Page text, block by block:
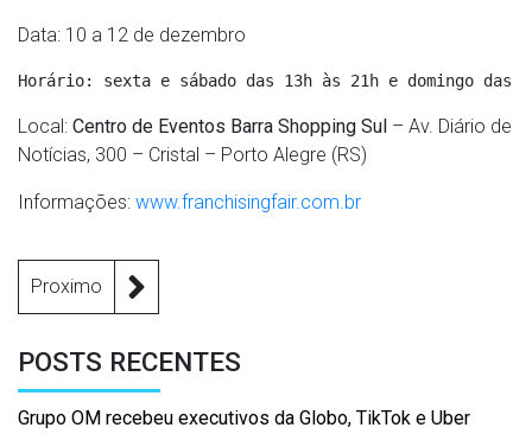
Data: 10 a 12 de dezembro
Horário: sexta e sábado das 13h às 21h e domingo das
Local: Centro de Eventos Barra Shopping Sul – Av. Diário de
Notícias, 300 – Cristal – Porto Alegre (RS)
Informações: www.franchisingfair.com.br
Proximo
POSTS RECENTES
Grupo OM recebeu executivos da Globo, TikTok e Uber